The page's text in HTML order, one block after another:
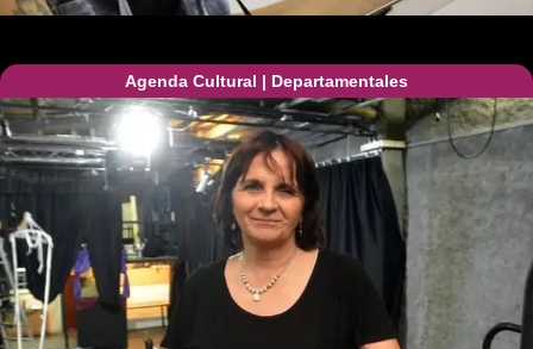
Agenda Cultural | Departamentales